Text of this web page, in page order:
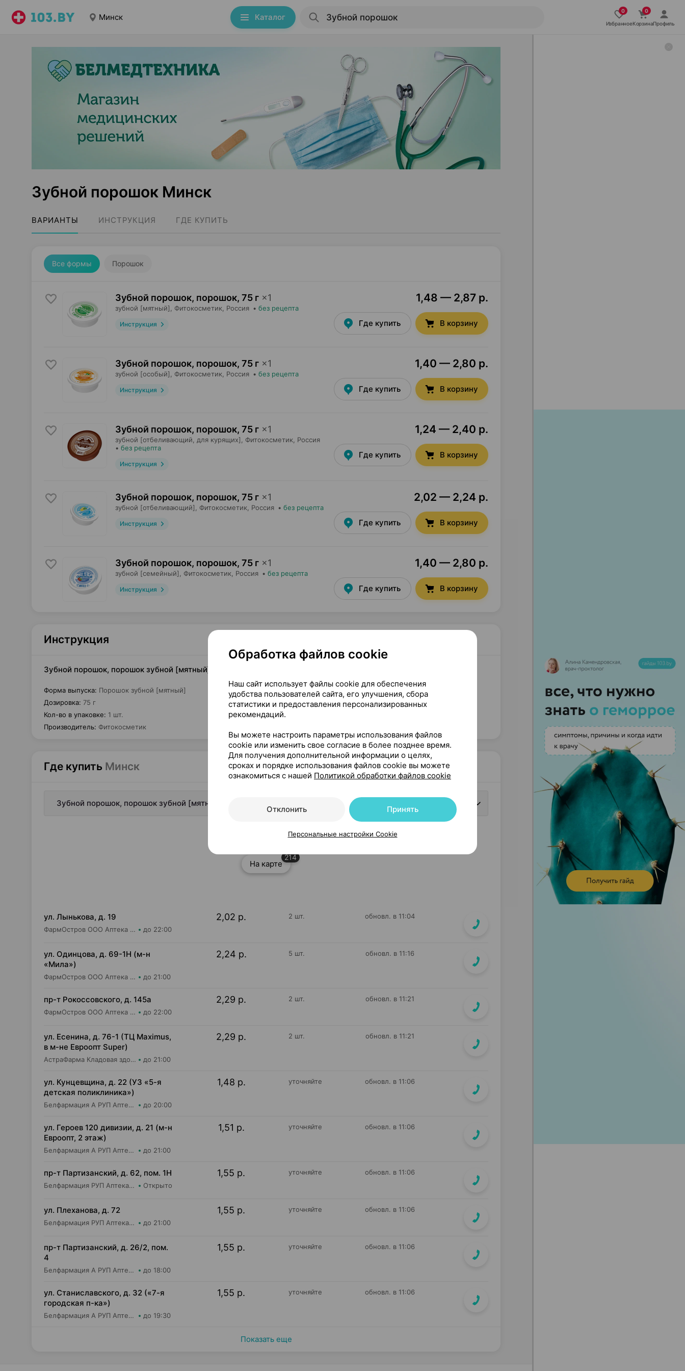
Минск Каталог
ИзбранноеКорзинаПрофиль
Зубной порошок Минск
ВАРИАНТЫ ИНСТРУКЦИЯ ГДЕ КУПИТЬ
Все формы Порошок
Зубной порошок, порошок, 75 г ×1
зубной [мятный], Фитокосметик , Россия • без рецепта
Инструкция
1,48 — 2,87 р.
Где купить В корзину
Зубной порошок, порошок, 75 г ×1
зубной [особый], Фитокосметик , Россия • без рецепта
Инструкция
1,40 — 2,80 р.
Где купить В корзину
Зубной порошок, порошок, 75 г ×1
зубной [отбеливающий, для курящих], Фитокосметик , Россия
• без рецепта
Инструкция
1,24 — 2,40 р.
Где купить В корзину
Зубной порошок, порошок, 75 г ×1
зубной [отбеливающий], Фитокосметик , Россия • без рецепта
Инструкция
2,02 — 2,24 р.
Где купить В корзину
Зубной порошок, порошок, 75 г ×1
зубной [семейный], Фитокосметик , Россия • без рецепта
Инструкция
1,40 — 2,80 р.
Где купить В корзину
Инструкция
Зубной порошок, порошок зубной [мятный], 75 г ×1, Фитокосметик Россия
Форма выпуска: Порошок зубной [мятный]
Дозировка: 75 г
Кол-во в упаковке: 1 шт.
Производитель: Фитокосметик
Где купить Минск
Зубной порошок, порошок зубной [мятный], 75 г ×1, Фитокосметик Россия
На карте
214
ул. Лынькова, д. 19
ФармОстров ООО Аптека №7 на Лынькова до 22:00
2,02 р. 2 шт. обновл. в 11:04
ул. Одинцова, д. 69-1Н (м-н
«Мила»)
ФармОстров ООО Аптека №16 на Одинцова до 21:00
2,24 р. 5 шт. обновл. в 11:16
пр-т Рокоссовского, д. 145а
ФармОстров ООО Аптека №9 на Рокоссовского до 22:00
2,29 р. 2 шт. обновл. в 11:21
ул. Есенина, д. 76-1 (ТЦ Maximus,
в м-не Евроопт Super)
АстраФарма Кладовая здоровья ООО Аптека №9 до 21:00
2,29 р. 2 шт. обновл. в 11:21
ул. Кунцевщина, д. 22 (УЗ «5-я
детская поликлиника»)
Белфармация А РУП Аптека №68 до 20:00
1,48 р. уточняйте обновл. в 11:06
ул. Героев 120 дивизии, д. 21 (м-н
Евроопт, 2 этаж)
Белфармация А РУП Аптека №112 до 21:00
1,51 р. уточняйте обновл. в 11:06
пр-т Партизанский, д. 62, пом. 1Н
Белфармация РУП Аптека №7 (дежурная) Открыто
1,55 р. уточняйте обновл. в 11:06
ул. Плеханова, д. 72
Белфармация РУП Аптека №80 до 21:00
1,55 р. уточняйте обновл. в 11:06
пр-т Партизанский, д. 26/2, пом.
4
Белфармация А РУП Аптека №21 до 18:00
1,55 р. уточняйте обновл. в 11:06
ул. Станиславского, д. 32 («7-я
городская п-ка»)
Белфармация А РУП Аптека №23 до 19:30
1,55 р. уточняйте обновл. в 11:06
Показать еще
Обработка файлов cookie
Наш сайт использует файлы cookie для обеспечения
удобства пользователей сайта, его улучшения, сбора
статистики и предоставления персонализированных
рекомендаций.
Вы можете настроить параметры использования файлов
cookie или изменить свое согласие в более позднее время.
Для получения дополнительной информации о целях,
сроках и порядке использования файлов cookie вы можете
ознакомиться с нашей Политикой обработки файлов cookie
Отклонить Принять
Персональные настройки Cookie